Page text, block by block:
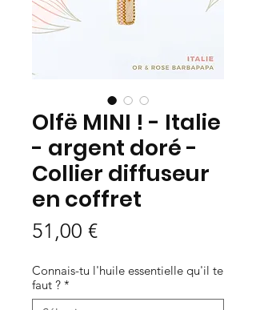
Olfë MINI ! - Italie
- argent doré -
Collier diffuseur
en coffret
51,00 €Prix
Connais-tu l'huile essentielle qu'il te
faut ? *